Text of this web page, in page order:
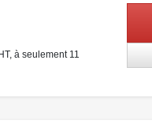
à seulement 11